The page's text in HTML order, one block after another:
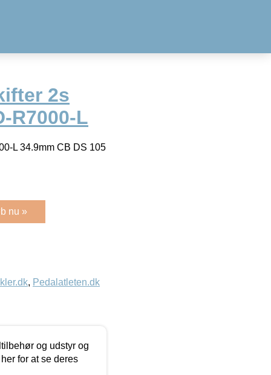
2s
R7000-L
L 34.9mm CB DS 105
nu »
, Pedalatleten.dk
og udstyr og
for at se deres